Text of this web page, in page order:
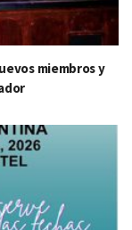
miembros y